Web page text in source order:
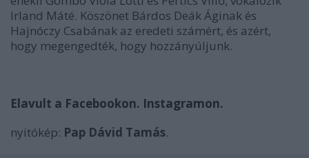
Irland Máté. Köszönet Bárdos Deák Áginak és
Hajnóczy Csabának az eredeti számért, és azért,
hogy megengedték, hogy hozzányúljunk.
Elavult a Facebookon. Instagramon.
nyitókép: Pap Dávid Tamás.